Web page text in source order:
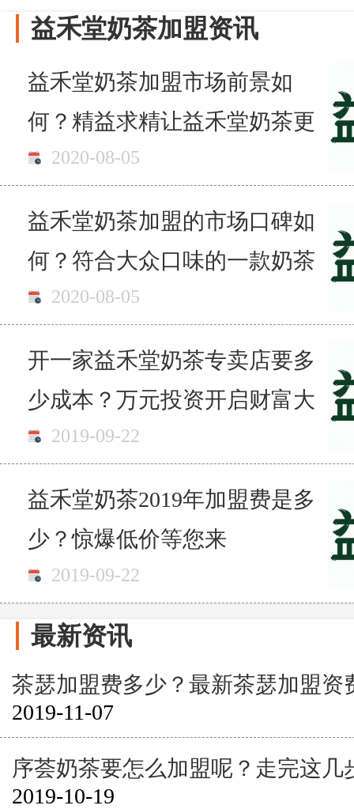
益禾堂奶茶加盟资讯
益禾堂奶茶加盟市场前景如
何？精益求精让益禾堂奶茶更
加美味！
2020-08-05
益禾堂奶茶加盟的市场口碑如
何？符合大众口味的一款奶茶
2020-08-05
开一家益禾堂奶茶专卖店要多
少成本？万元投资开启财富大
门 2019-09-22
益禾堂奶茶2019年加盟费是多
少？惊爆低价等您来
2019-09-22
最新资讯
茶瑟加盟费多少？最新茶瑟加盟资
2019-11-07
序荟奶茶要怎么加盟呢？走完这几
2019-10-19